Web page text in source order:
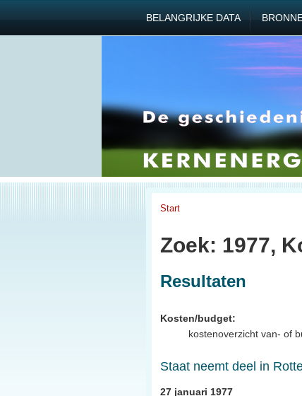
BELANGRIJKE DATA
Start
Zoek: 1977,
Resultaten
Kosten/budget:
kostenoverzicht van- of
Staat neemt deel in
27 januari 1977